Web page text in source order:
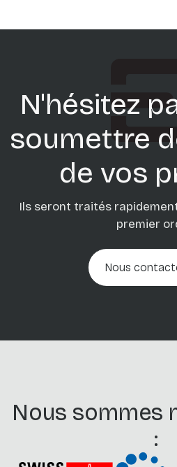
N'hésitez
soumettre
de vos
Ils seront traités
premier
Nous
Nous
Nous sommes
: